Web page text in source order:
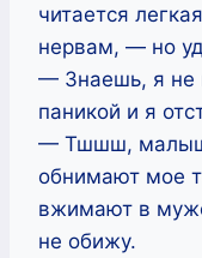
читается
нервам, — но
— Знаешь, я не
паникой и я
— Тшшш,
обнимают мое
вжимают в
не обижу.